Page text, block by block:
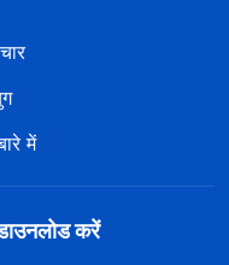
में
करें